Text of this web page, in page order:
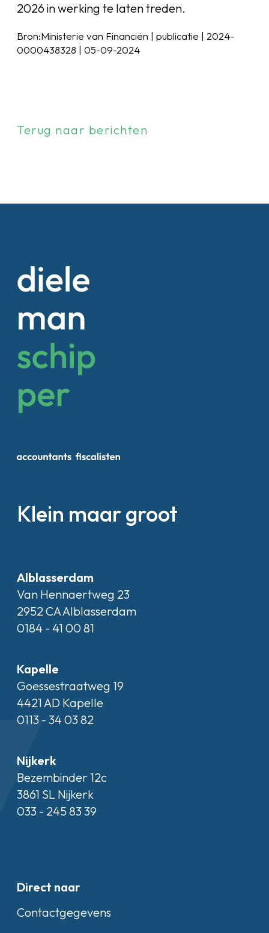
2026 in werking te laten treden.
Bron:Ministerie van Financiën | publicatie | 2024-
0000438328 | 05-09-2024
Terug naar berichten
Klein maar groot
Alblasserdam
Van Hennaertweg 23
2952 CA Alblasserdam
0184 - 41 00 81
Kapelle
Goessestraatweg 19
4421 AD Kapelle
0113 - 34 03 82
Nijkerk
Bezembinder 12c
3861 SL Nijkerk
033 - 245 83 39
Direct naar
Contactgegevens